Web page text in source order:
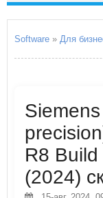
Software » Для
R8
(2024)